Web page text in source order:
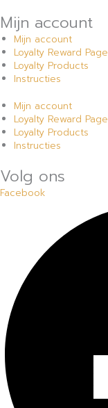
Mijn account
Mijn account
Loyalty Reward Page
Loyalty Products
Instructies
Mijn account
Loyalty Reward Page
Loyalty Products
Instructies
Volg ons
Facebook